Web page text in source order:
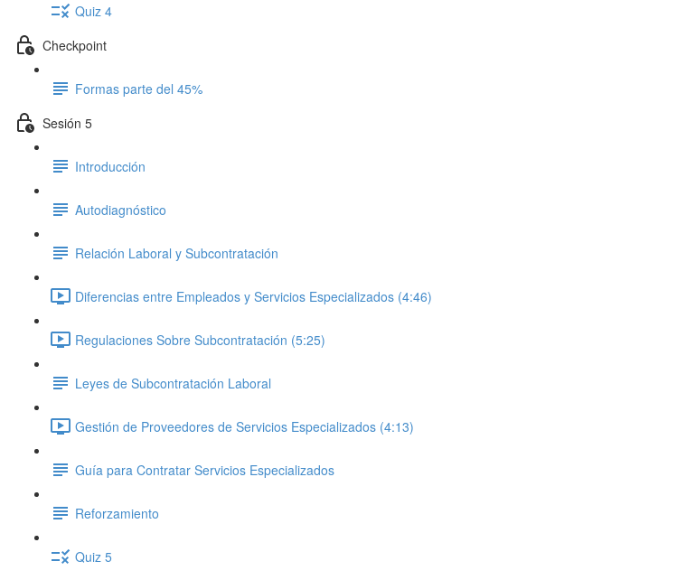
Quiz 4
Checkpoint
Formas parte del 45%
Sesión 5
Introducción
Autodiagnóstico
Relación Laboral y Subcontratación
Diferencias entre Empleados y Servicios Especializados (4:46)
Regulaciones Sobre Subcontratación (5:25)
Leyes de Subcontratación Laboral
Gestión de Proveedores de Servicios Especializados (4:13)
Guía para Contratar Servicios Especializados
Reforzamiento
Quiz 5